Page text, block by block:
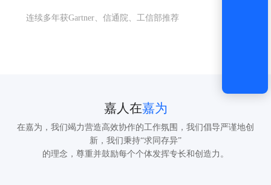
连续多年获Gartner、信通院、工信部推荐
嘉人在嘉为
在嘉为，我们竭力营造高效协作的工作氛围，我们倡导严谨地创
新，我们秉持“求同存异”
的理念，尊重并鼓励每个个体发挥专长和创造力。